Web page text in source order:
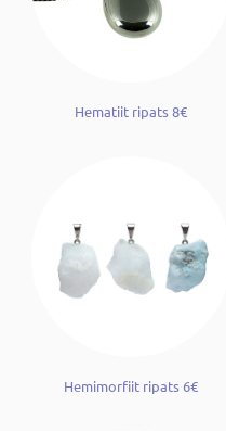
Hematiit ripats 8€
Hemimorfiit ripats 6€